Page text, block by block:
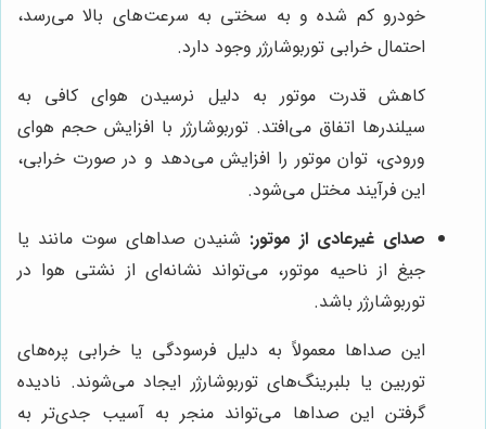
خودرو کم شده و به سختی به سرعت‌های بالا می‌رسد،
احتمال خرابی توربوشارژر وجود دارد.
کاهش قدرت موتور به دلیل نرسیدن هوای کافی به
سیلندرها اتفاق می‌افتد. توربوشارژر با افزایش حجم هوای
ورودی، توان موتور را افزایش می‌دهد و در صورت خرابی،
این فرآیند مختل می‌شود.
صدای غیرعادی از موتور: شنیدن صداهای سوت مانند یا
جیغ از ناحیه موتور، می‌تواند نشانه‌ای از نشتی هوا در
توربوشارژر باشد.
این صداها معمولاً به دلیل فرسودگی یا خرابی پره‌های
توربین یا بلبرینگ‌های توربوشارژر ایجاد می‌شوند. نادیده
گرفتن این صداها می‌تواند منجر به آسیب جدی‌تر به